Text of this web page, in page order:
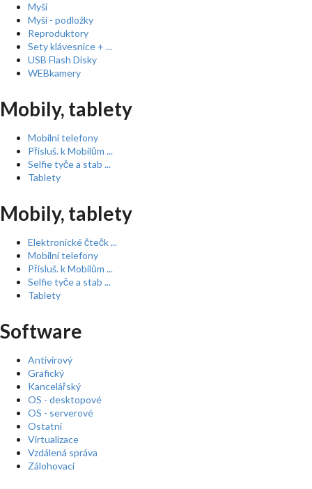
Myši
Myši - podložky
Reproduktory
Sety klávesnice + ...
USB Flash Disky
WEBkamery
Mobily, tablety
Mobilní telefony
Přísluš. k Mobilům ...
Selfie tyče a stab ...
Tablety
Mobily, tablety
Elektronické čtečk ...
Mobilní telefony
Přísluš. k Mobilům ...
Selfie tyče a stab ...
Tablety
Software
Antivirový
Grafický
Kancelářský
OS - desktopové
OS - serverové
Ostatní
Virtualizace
Vzdálená správa
Zálohovací